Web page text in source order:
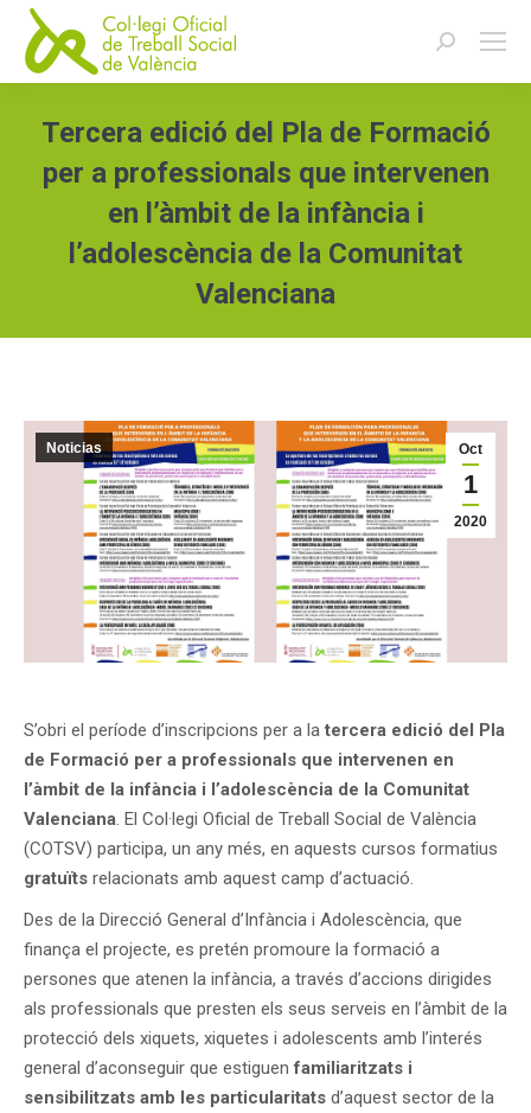
Buscar:
Tercera edició del Pla de Formació
per a professionals que intervenen
en l’àmbit de la infància i
l’adolescència de la Comunitat
Valenciana
Oct
1
2020
Noticias
S’obri el període d’inscripcions per a la tercera edició del Pla
de Formació per a professionals que intervenen en
l’àmbit de la infància i l’adolescència de la Comunitat
Valenciana. El Col·legi Oficial de Treball Social de València
(COTSV) participa, un any més, en aquests cursos formatius
gratuïts relacionats amb aquest camp d’actuació.
Des de la Direcció General d’Infància i Adolescència, que
finança el projecte, es pretén promoure la formació a
persones que atenen la infància, a través d’accions dirigides
als professionals que presten els seus serveis en l’àmbit de la
protecció dels xiquets, xiquetes i adolescents amb l’interés
general d’aconseguir que estiguenfamiliaritzats i
sensibilitzats amb les particularitats d’aquest sector de la